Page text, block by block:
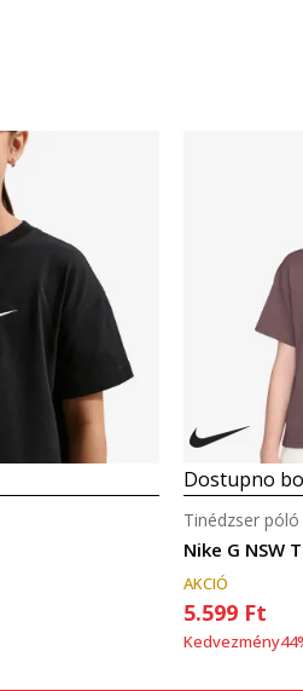
Dostupno
Nike G NSW
Tinédzser póló
AKCIÓ
5.599 Ft
Kedvezmény44